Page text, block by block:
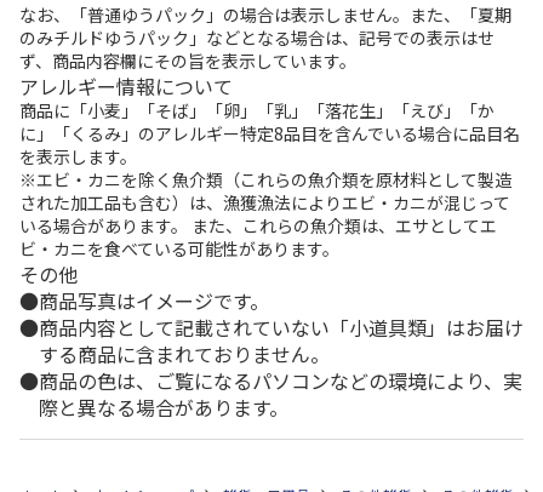
なお、「普通ゆうパック」の場合は表示しません。また、「夏期
のみチルドゆうパック」などとなる場合は、記号での表示はせ
ず、商品内容欄にその旨を表示しています。
アレルギー情報について
商品に「小麦」「そば」「卵」「乳」「落花生」「えび」「か
に」「くるみ」のアレルギー特定8品目を含んでいる場合に品目名
を表示します。
※エビ・カニを除く魚介類（これらの魚介類を原材料として製造
された加工品も含む）は、漁獲漁法によりエビ・カニが混じって
いる場合があります。 また、これらの魚介類は、エサとしてエ
ビ・カニを食べている可能性があります。
その他
商品写真はイメージです。
商品内容として記載されていない「小道具類」はお届け
する商品に含まれておりません。
商品の色は、ご覧になるパソコンなどの環境により、実
際と異なる場合があります。